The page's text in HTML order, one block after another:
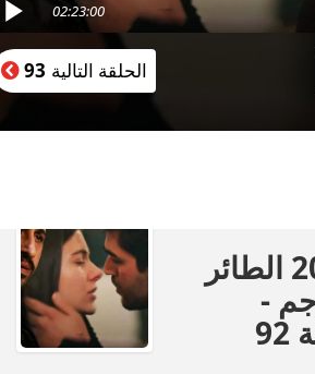
02:23:00
الحلقة التالية 93
مسلسل 2026 الطائر
-
2026 - الحلقة 92